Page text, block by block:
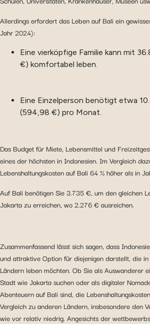
Allerdings erfordert das Leben auf Bali ein
Jahr 2024):
Eine vierköpfige Familie kann mit
€) komfortabel leben.
Eine Einzelperson benötigt etwa
(594,98 €) pro Monat.
Das Budget für Miete, Lebensmittel und
eines der höchsten in Indonesien. Im Vergleich
Lebenshaltungskosten auf Bali 64 % höher als in
Auf Bali benötigen Sie 3.735 €, um den gleichen
Jakarta zu erreichen, wo 2.276 € ausreichen.
Zusammenfassend lässt sich sagen, dass
und attraktive Option für diejenigen darstellt, die
Ländern leben möchten. Ob Sie als Auswanderer
Stadt wie Jakarta suchen oder als digitaler
Abenteuern auf Bali sind, die
Vergleich zu anderen Ländern, insbesondere den
wie vor relativ niedrig. Angesichts der